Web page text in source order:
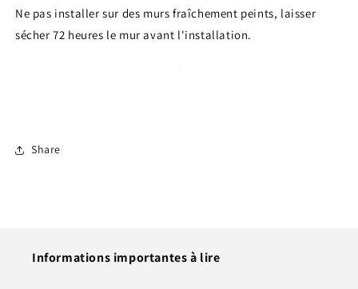
Ne pas installer sur des murs fraîchement peints, laisser
sécher 72 heures le mur avant l'installation.
Share
Informations importantes à lire